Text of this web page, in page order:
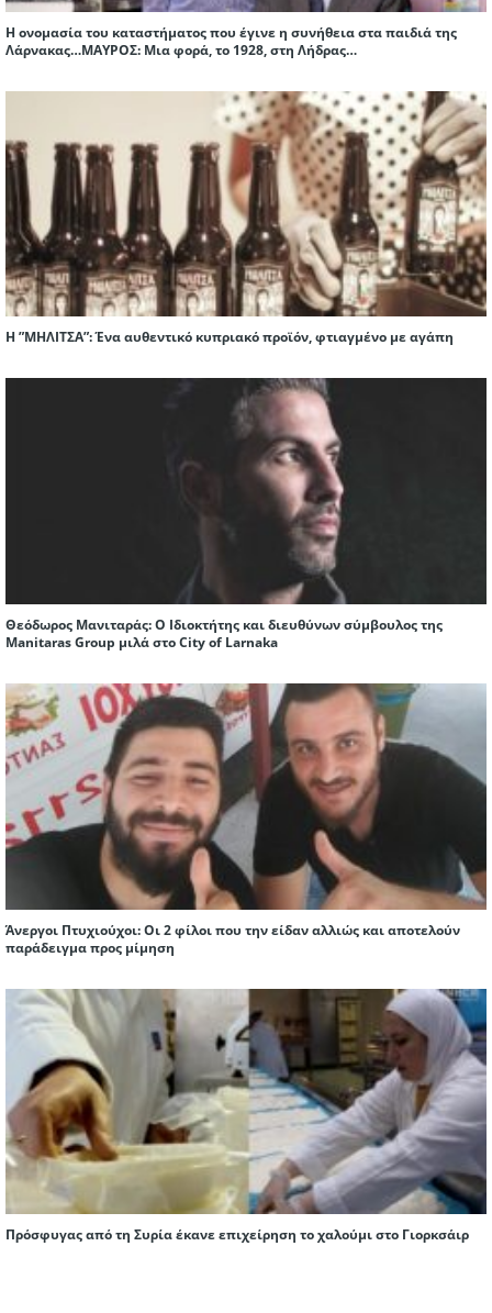
Η ονομασία του καταστήματος που έγινε η συνήθεια στα παιδιά της
Λάρνακας…ΜΑΥΡΟΣ: Μια φορά, το 1928, στη Λήδρας…
H ”ΜΗΛΙΤΣΑ”: Ένα αυθεντικό κυπριακό προϊόν, φτιαγμένο με αγάπη
Θεόδωρος Μανιταράς: O Ιδιοκτήτης και διευθύνων σύμβουλος της
Manitaras Group μιλά στο City of Larnaka
Άνεργοι Πτυχιούχοι: Oι 2 φίλοι που την είδαν αλλιώς και αποτελούν
παράδειγμα προς μίμηση
Πρόσφυγας από τη Συρία έκανε επιχείρηση το χαλούμι στο Γιορκσάιρ